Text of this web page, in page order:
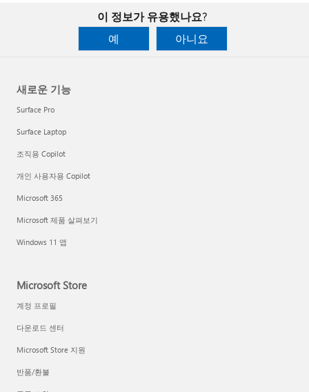
이 정보가 유용했나요?
예
아니요
새로운 기능
Surface Pro
Surface Laptop
조직용 Copilot
개인 사용자용 Copilot
Microsoft 365
Microsoft 제품 살펴보기
Windows 11 앱
Microsoft Store
계정 프로필
다운로드 센터
Microsoft Store 지원
반품/환불